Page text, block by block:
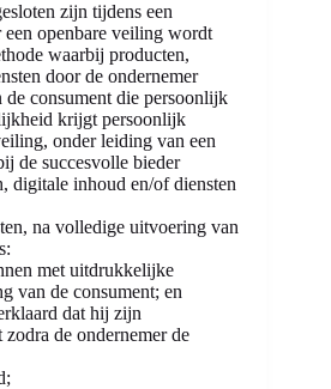
zijn tijdens een
openbare veiling wordt
waarbij producten,
door de ondernemer
de consument die persoonlijk
krijgt persoonlijk
onder leiding van een
de succesvolle bieder
digitale inhoud en/of diensten
na volledige uitvoering van
met uitdrukkelijke
van de consument; en
dat hij zijn
de ondernemer de